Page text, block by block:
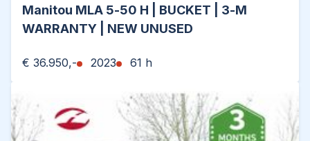
Manitou MLA 5-50 H | BUCKET | 3-M
WARRANTY | NEW UNUSED
€ 36.950,- 2023 61 h